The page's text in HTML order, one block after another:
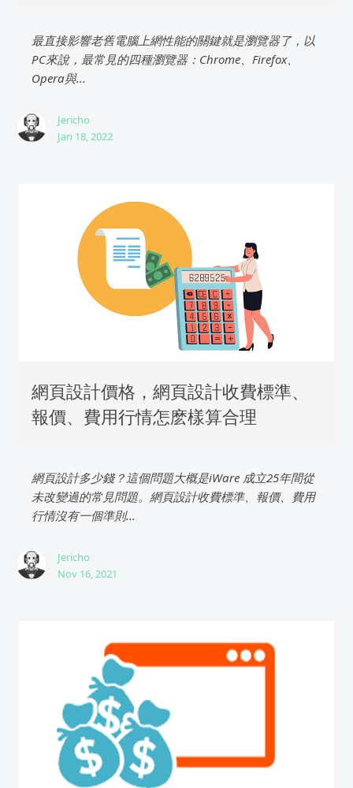
最直接影響老舊電腦上網性能的關鍵就是瀏覽器了，以
PC來說，最常見的四種瀏覽器：Chrome、Firefox、
Opera與...
Jericho
Jan 18, 2022
網頁設計價格，網頁設計收費標準、
報價、費用行情怎麽樣算合理
網頁設計多少錢？這個問題大概是iWare 成立25年間從
未改變過的常見問題。網頁設計收費標準、報價、費用
行情沒有一個準則...
Jericho
Nov 16, 2021